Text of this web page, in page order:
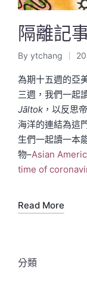
隔離記
Posted
by
By ytchang
為期十五週的亞
三週，我們一起
Jāltok ，以反思
海洋的連結為這
生們一起讀一本
物–Asian
time of
Read More
分類